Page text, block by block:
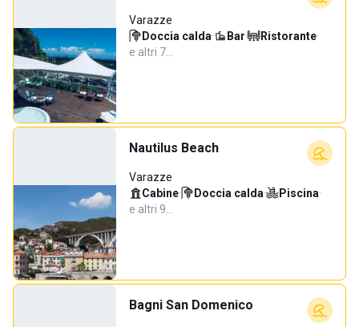
Varazze
Doccia calda· Bar· Ristorante·
e altri 7…
Nautilus Beach
Varazze
Cabine· Doccia calda· Piscina·
e altri 9…
Bagni San Domenico